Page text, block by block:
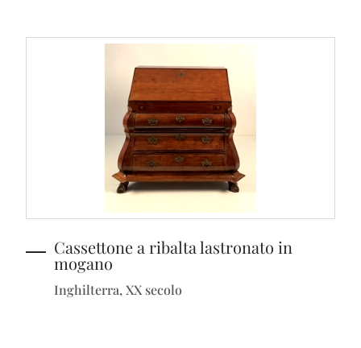
Cassettone a ribalta lastronato in
mogano
Inghilterra, XX secolo